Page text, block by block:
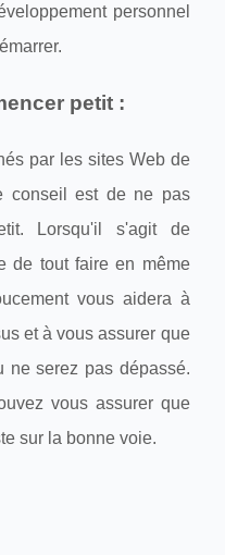
personnel
petit :
par les sites Web de
conseil est de ne pas
Lorsqu'il s'agit de
de tout faire en même
vous aidera à
et à vous assurer que
ne serez pas dépassé.
vous assurer que
sur la bonne voie.